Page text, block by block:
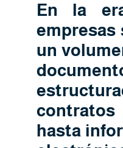
En la
empresas
un
hasta